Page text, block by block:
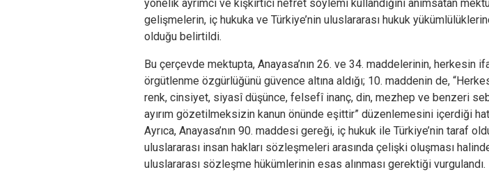
yönelik ayrımcı ve kışkırtıcı nefret söylemi kullandığını anımsatan
gelişmelerin, iç hukuka ve Türkiye’nin uluslararası hukuk
olduğu belirtildi.
Bu çerçevde mektupta, Anayasa’nın 26. ve 34. maddelerinin, herkesin
örgütlenme özgürlüğünü güvence altına aldığı; 10. maddenin de, “
renk, cinsiyet, siyasî düşünce, felsefî inanç, din, mezhep ve benzeri
ayırım gözetilmeksizin kanun önünde eşittir” düzenlemesini içerdiği
Ayrıca, Anayasa’nın 90. maddesi gereği, iç hukuk ile Türkiye’nin taraf
uluslararası insan hakları sözleşmeleri arasında çelişki oluşması
uluslararası sözleşme hükümlerinin esas alınması gerektiği vurgulandı.